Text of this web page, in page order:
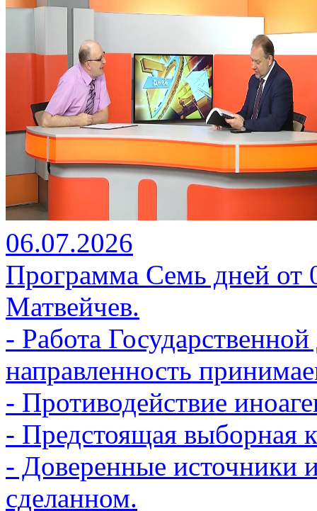
06.07.2026
Программа Семь дней от
Матвейчев.
- Работа
направленность
- Противодействие
- Предстоящая выборная
- Доверенные источники
сделанном.